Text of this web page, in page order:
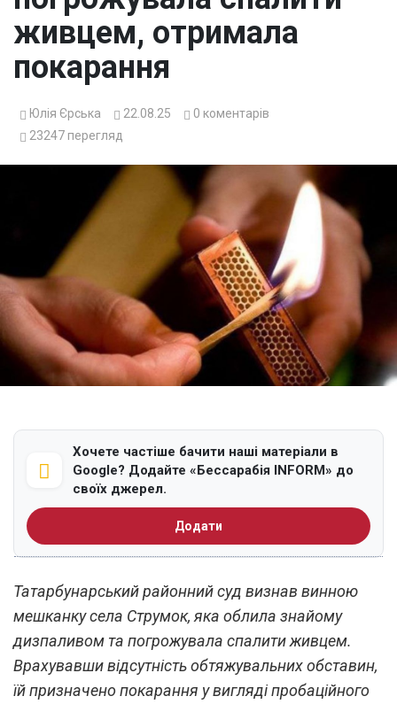
живцем, отримала
покарання
Юлія Єрська 22.08.25 0 коментарів
23247 перегляд
Хочете частіше бачити наші матеріали в
Google? Додайте «Бессарабія INFORM» до
своїх джерел.
Додати
Татарбунарський районний суд визнав винною
мешканку села Струмок, яка облила знайому
дизпаливом та погрожувала спалити живцем.
Врахувавши відсутність обтяжувальних обставин,
їй призначено покарання у вигляді пробаційного